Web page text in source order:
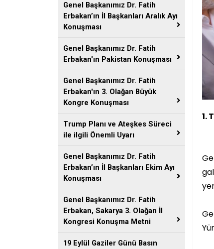
Genel Başkanımız Dr. Fatih
Erbakan’ın İl Başkanları Aralık Ayı
Konuşması
Genel Başkanımız Dr. Fatih
Erbakan'ın Pakistan Konuşması
Genel Başkanımız Dr. Fatih
Erbakan'ın 3. Olağan Büyük
Kongre Konuşması
Trump Planı ve Ateşkes Süreci
ile ilgili Önemli Uyarı
Genel Başkanımız Dr. Fatih
Erbakan’ın İl Başkanları Ekim Ayı
Konuşması
Genel Başkanımız Dr. Fatih
Erbakan, Sakarya 3. Olağan İl
Kongresi Konuşma Metni
19 Eylül Gaziler Günü Basın
1.